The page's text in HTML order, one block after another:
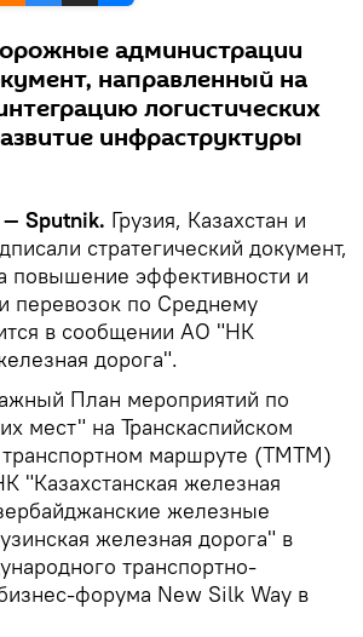
администрации
направленный на
логистических
инфраструктуры
Sputnik. Грузия, Казахстан и
стратегический документ,
повышение эффективности и
перевозок по Среднему
в сообщении АО "НК
дорога".
План мероприятий по
мест" на Транскаспийском
маршруте (ТМТМ)
"Казахстанская железная
железные
железная дорога" в
транспортно-
форума New Silk Way в